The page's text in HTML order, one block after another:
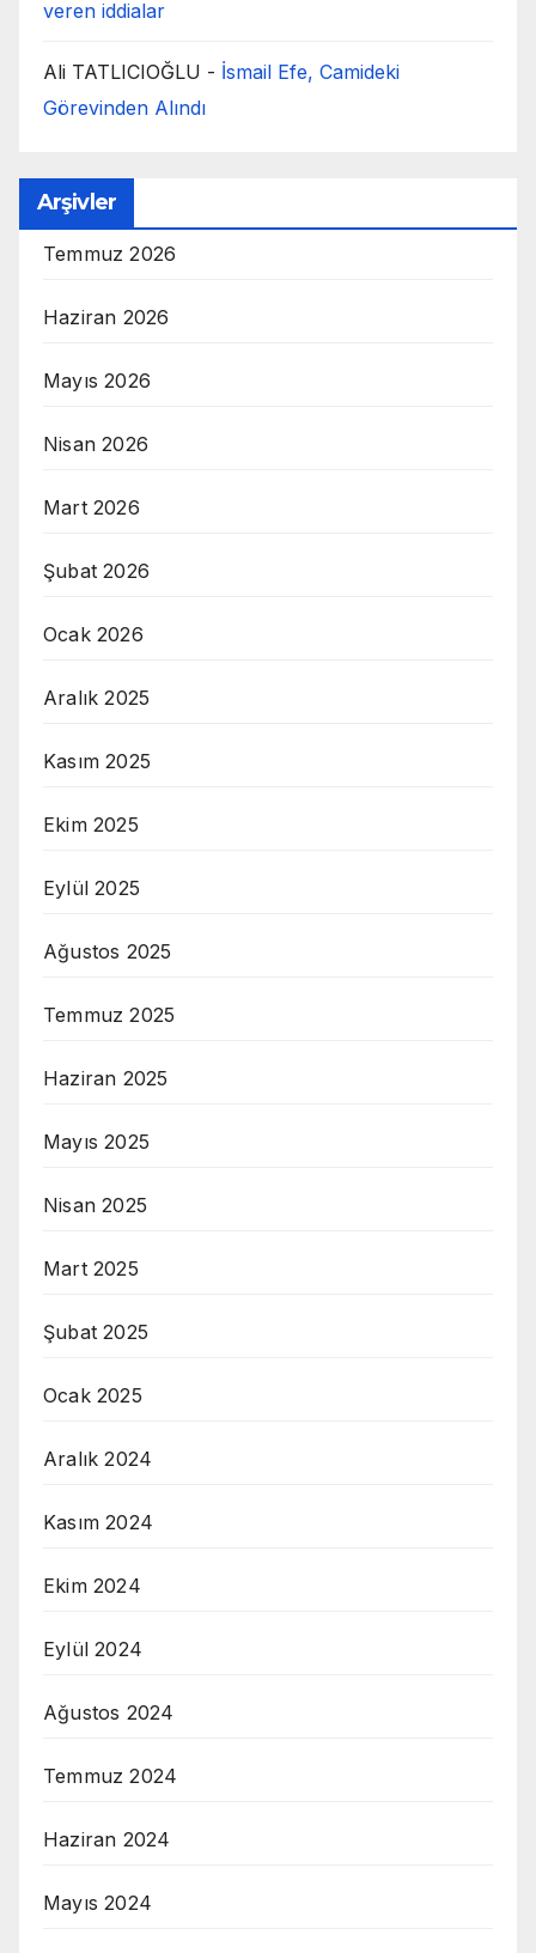
veren iddialar
Ali TATLICIOĞLU - İsmail Efe, Camideki
Görevinden Alındı
Arşivler
Temmuz 2026
Haziran 2026
Mayıs 2026
Nisan 2026
Mart 2026
Şubat 2026
Ocak 2026
Aralık 2025
Kasım 2025
Ekim 2025
Eylül 2025
Ağustos 2025
Temmuz 2025
Haziran 2025
Mayıs 2025
Nisan 2025
Mart 2025
Şubat 2025
Ocak 2025
Aralık 2024
Kasım 2024
Ekim 2024
Eylül 2024
Ağustos 2024
Temmuz 2024
Haziran 2024
Mayıs 2024